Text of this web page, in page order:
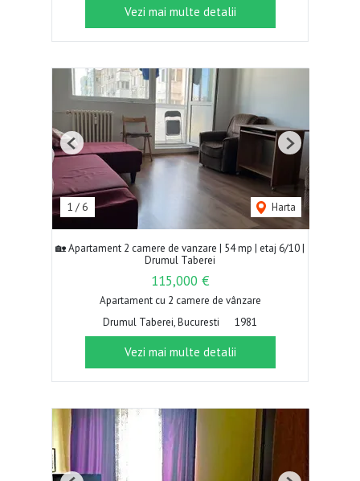
Vezi mai multe detalii
1 / 6 Harta
Previous Next
🏡 Apartament 2 camere de vanzare | 54 mp | etaj 6/10 |
Drumul Taberei
115,000 €
Apartament cu 2 camere de vânzare
Drumul Taberei, Bucuresti
1981
Vezi mai multe detalii